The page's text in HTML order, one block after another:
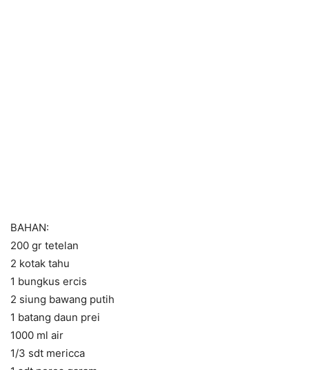
BAHAN:
200 gr tetelan
2 kotak tahu
1 bungkus ercis
2 siung bawang putih
1 batang daun prei
1000 ml air
1/3 sdt mericca